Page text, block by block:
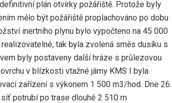
plán otvírky požářiště. Protože byly
mělo být požářiště proplachováno po dobu
inertního plynu bylo vypočteno na 45 000
tak byla zvolená směs dusíku s
byly postaveny další hráze s průlezovou
v blízkosti vtažné jámy KMS I byla
zařízení s výkonem 1 500 m3/hod. Dne 26.
potrubí po trase dlouhé 2 510 m